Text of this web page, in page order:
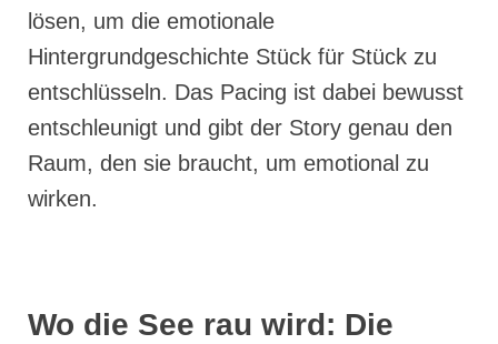
lösen, um die emotionale
Hintergrundgeschichte Stück für Stück zu
entschlüsseln. Das Pacing ist dabei bewusst
entschleunigt und gibt der Story genau den
Raum, den sie braucht, um emotional zu
wirken.
Wo die See rau wird: Die